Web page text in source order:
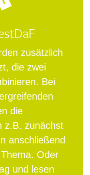
zusätzlich
die zwei
Bei
die
z.B. zunächst
anschließend
Oder
und lesen